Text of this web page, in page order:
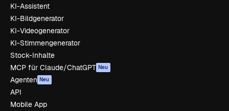
KI-Assistent
KI-Bildgenerator
KI-Videogenerator
KI-Stimmengenerator
Stock-Inhalte
MCP für Claude/ChatGPT Neu
Agenten Neu
API
Mobile App